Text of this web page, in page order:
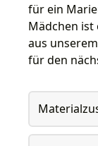
für ein
Mädchen ist
aus
für den